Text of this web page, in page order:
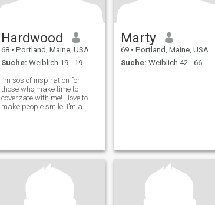
Hardwood
68 • Portland, Maine, USA
Suche: Weiblich 19 - 19
I’m sos of inspiration for
those who make time to
coverzate with me! I love to
make people smile! I’m a
ambiance to my clothes! I’m
well skilled and cultured
Marty
69 • Portland, Maine, USA
Suche: Weiblich 42 - 66